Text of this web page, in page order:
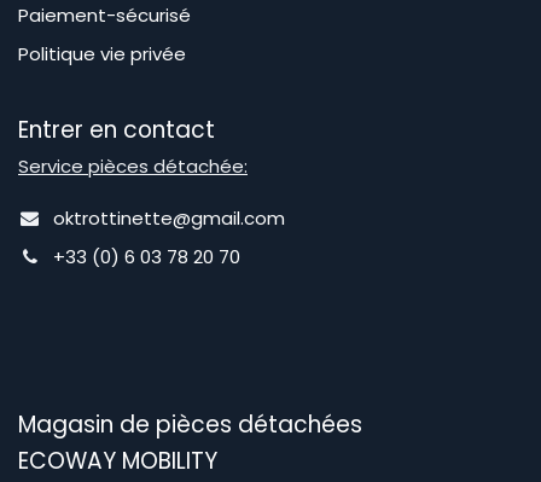
Paiement-sécurisé
Politique vie privée
Entrer en contact
Service pièces détachée:
oktrottinette@gmail.com
+33 (0) 6 03 78 20 70
Magasin de pièces détachées
ECOWAY MOBILITY